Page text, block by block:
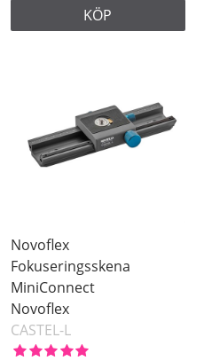
KÖP
Novoflex
Fokuseringsskena
MiniConnect
Novoflex
CASTEL-L